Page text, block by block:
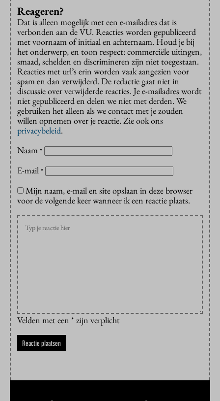
Reageren?
Dat is alleen mogelijk met een e-mailadres dat is
verbonden aan de VU. Reacties worden gepubliceerd
met voornaam of initiaal en achternaam. Houd je bij
het onderwerp, en toon respect: commerciële uitingen,
smaad, schelden en discrimineren zijn niet toegestaan.
Reacties met url’s erin worden vaak aangezien voor
spam en dan verwijderd. De redactie gaat niet in
discussie over verwijderde reacties. Je e-mailadres wordt
niet gepubliceerd en delen we niet met derden. We
gebruiken het alleen als we contact met je zouden
willen opnemen over je reactie. Zie ook ons
privacybeleid.
Naam *
E-mail *
Mijn naam, e-mail en site opslaan in deze browser
voor de volgende keer wanneer ik een reactie plaats.
Velden met een * zijn verplicht